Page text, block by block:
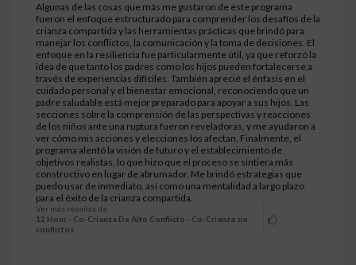
Algunas de las cosas que más me gustaron de este programa
fueron el enfoque estructurado para comprender los desafíos de la
crianza compartida y las herramientas prácticas que brindó para
manejar los conflictos, la comunicación y la toma de decisiones. El
enfoque en la resiliencia fue particularmente útil, ya que reforzó la
idea de que tanto los padres como los hijos pueden fortalecerse a
través de experiencias difíciles. También aprecié el énfasis en el
cuidado personal y el bienestar emocional, reconociendo que un
padre saludable está mejor preparado para apoyar a sus hijos. Las
secciones sobre la comprensión de las perspectivas y reacciones
de los niños ante una ruptura fueron reveladoras, y me ayudaron a
ver cómo mis acciones y elecciones los afectan. Finalmente, el
programa alentó la visión de futuro y el establecimiento de
objetivos realistas, lo que hizo que el proceso se sintiera más
constructivo en lugar de abrumador. Me brindó estrategias que
puedo usar de inmediato, así como una mentalidad a largo plazo
para el éxito de la crianza compartida.
Ver más reseñas de
12 Hour - Co-Crianza De Alto Conflicto - Co-Crianza sin
conflictos